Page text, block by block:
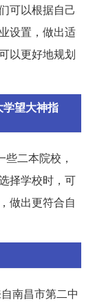
可以根据自己
设置，做出适
以更好地规划
望大神指
二本院校，
择学校时，可
做出更符合自
南昌市第二中